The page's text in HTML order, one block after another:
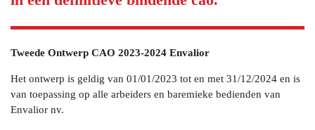
Tweede Ontwerp CAO 2023-2024 Envalior
Het ontwerp is geldig van 01/01/2023 tot en met 31/12/2024 en is
van toepassing op alle arbeiders en baremieke bedienden van
Envalior nv.